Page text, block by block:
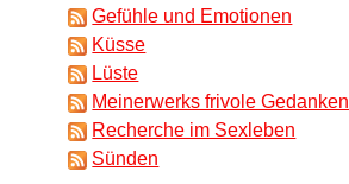
Gefühle und Emotionen
Küsse
Lüste
Meinerwerks frivole Gedanken
Recherche im Sexleben
Sünden